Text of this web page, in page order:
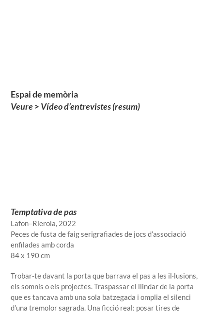
Espai de memòria
Veure > Vídeo d’entrevistes (resum)
Temptativa de pas
Lafon–Rierola, 2022
Peces de fusta de faig serigrafiades de jocs d’associació
enfilades amb corda
84 x 190 cm
Trobar-te davant la porta que barrava el pas a les il·lusions,
els somnis o els projectes. Traspassar el llindar de la porta
que es tancava amb una sola batzegada i omplia el silenci
d’una tremolor sagrada. Una ficció real: posar tires de